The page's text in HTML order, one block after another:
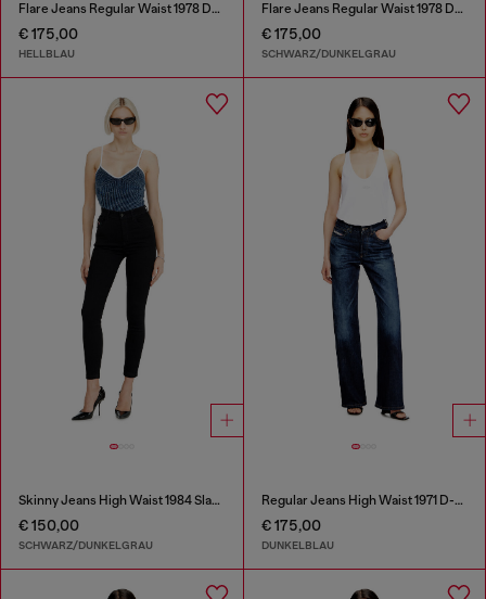
Flare Jeans Regular Waist 1978 D-Akemi
€ 175,00
HELLBLAU
Flare Jeans Regular Waist 1978 D-Akemi
€ 175,00
SCHWARZ/DUNKELGRAU
Skinny Jeans High Waist 1984 Slandy-High
€ 150,00
SCHWARZ/DUNKELGRAU
Regular Jeans High Waist 1971 D-Sent
€ 175,00
DUNKELBLAU